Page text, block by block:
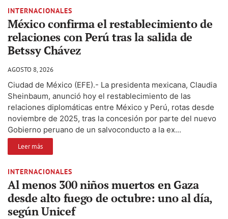
INTERNACIONALES
México confirma el restablecimiento de
relaciones con Perú tras la salida de
Betssy Chávez
AGOSTO 8, 2026
Ciudad de México (EFE).- La presidenta mexicana, Claudia
Sheinbaum, anunció hoy el restablecimiento de las
relaciones diplomáticas entre México y Perú, rotas desde
noviembre de 2025, tras la concesión por parte del nuevo
Gobierno peruano de un salvoconducto a la ex...
Leer más
INTERNACIONALES
Al menos 300 niños muertos en Gaza
desde alto fuego de octubre: uno al día,
según Unicef